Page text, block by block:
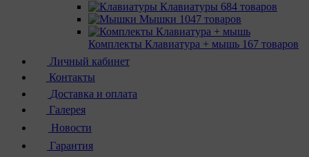
Клавиатуры 684 товаров
Мышки 1047 товаров
Комплекты Клавиатура + мышь 167 товаров
Личный кабинет
Контакты
Доставка и оплата
Галерея
Новости
Гарантия